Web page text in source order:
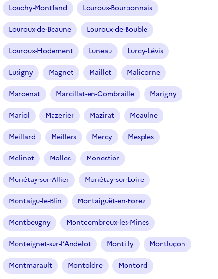
Louchy-Montfand Louroux-Bourbonnais
Louroux-de-Beaune Louroux-de-Bouble
Louroux-Hodement Luneau Lurcy-Lévis
Lusigny Magnet Maillet Malicorne
Marcenat Marcillat-en-Combraille Marigny
Mariol Mazerier Mazirat Meaulne
Meillard Meillers Mercy Mesples
Molinet Molles Monestier
Monétay-sur-Allier Monétay-sur-Loire
Montaigu-le-Blin Montaiguët-en-Forez
Montbeugny Montcombroux-les-Mines
Monteignet-sur-l’Andelot Montilly Montluçon
Montmarault Montoldre Montord